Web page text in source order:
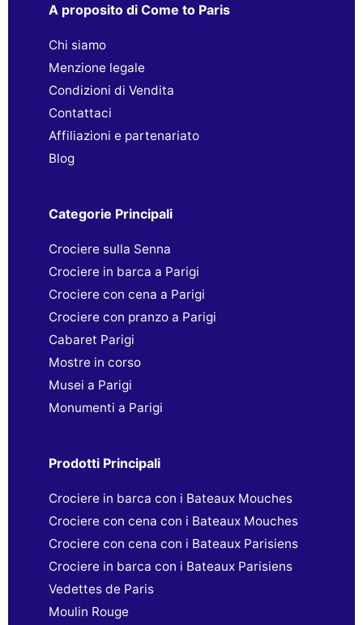
A proposito di Come to Paris
Chi siamo
Menzione legale
Condizioni di Vendita
Contattaci
Affiliazioni e partenariato
Blog
Categorie Principali
Crociere sulla Senna
Crociere in barca a Parigi
Crociere con cena a Parigi
Crociere con pranzo a Parigi
Cabaret Parigi
Mostre in corso
Musei a Parigi
Monumenti a Parigi
Prodotti Principali
Crociere in barca con i Bateaux Mouches
Crociere con cena con i Bateaux Mouches
Crociere con cena con i Bateaux Parisiens
Crociere in barca con i Bateaux Parisiens
Vedettes de Paris
Moulin Rouge